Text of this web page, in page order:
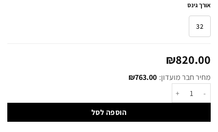
אורך גינס
32
₪820.00
מחיר חבר מועדון: ₪763.00
הוספה לסל